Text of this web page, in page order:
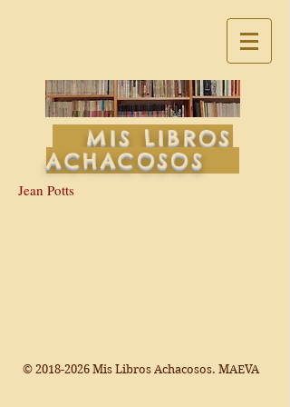
MIS LIBROS
ACHACOSOS
Jean Potts
© 2018-2026 Mis Libros Achacosos. MAEVA